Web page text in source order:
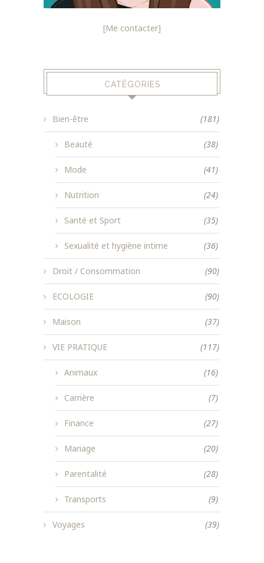
[Me contacter]
CATÉGORIES
Bien-être (181)
Beauté (38)
Mode (41)
Nutrition (24)
Santé et Sport (35)
Sexualité et hygiène intime (36)
Droit / Consommation (90)
ECOLOGIE (90)
Maison (37)
VIE PRATIQUE (117)
Animaux (16)
Carrière (7)
Finance (27)
Mariage (20)
Parentalité (28)
Transports (9)
Voyages (39)